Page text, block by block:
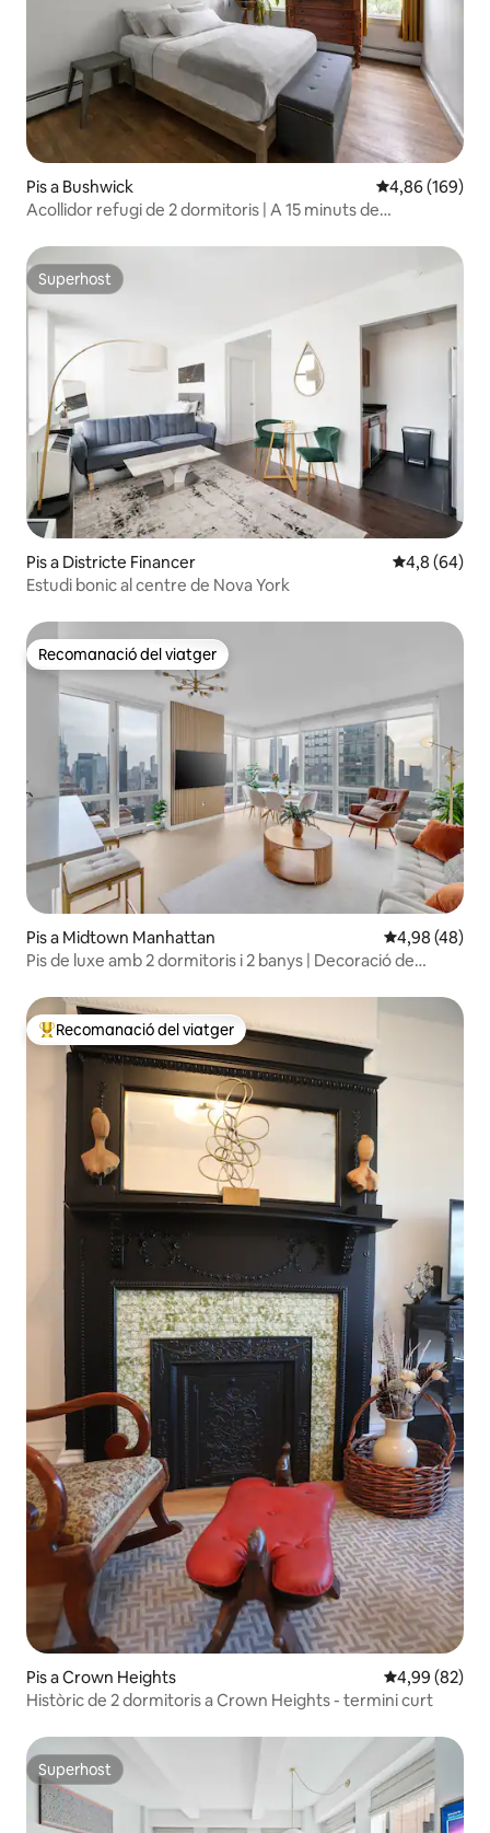
Pis a Bushwick 4,86 de
4,86 (169)
Acollidor refugi de 2 dormitoris | A 15 minuts de
Superhost
Superhost
Pis a Districte Financer 4,8 de
4,8 (64)
Estudi bonic al centre de Nova York
Recomanació del viatger
Recomanació del viatger
Pis a Midtown Manhattan 4,98 de
4,98 (48)
Pis de luxe amb 2 dormitoris i 2 banys | Decoració de
Principals recomanacions dels viatgers
Recomanació del viatger
Pis a Crown Heights 4,99 de
4,99 (82)
Històric de 2 dormitoris a Crown Heights - termini curt
Superhost
Superhost